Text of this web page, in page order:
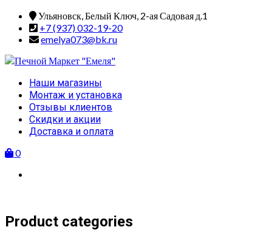
Skip
content
Ульяновск, Белый Ключ, 2-ая Садовая д.1
+7 (937) 032-19-20
emelya073@bk.ru
Primary
Menu
Наши магазины
Монтаж и установка
Отзывы клиентов
Скидки и акции
Доставка и оплата
0
Product categories